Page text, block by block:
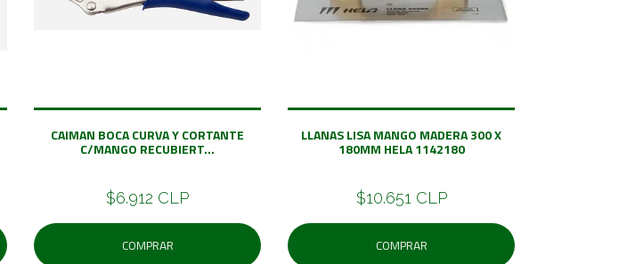
CAIMAN BOCA CURVA Y CORTANTE
C/MANGO RECUBIERT...
$6.912 CLP
COMPRAR
LLANAS LISA MANGO MADERA 300 X
180MM HELA 1142180
$10.651 CLP
COMPRAR